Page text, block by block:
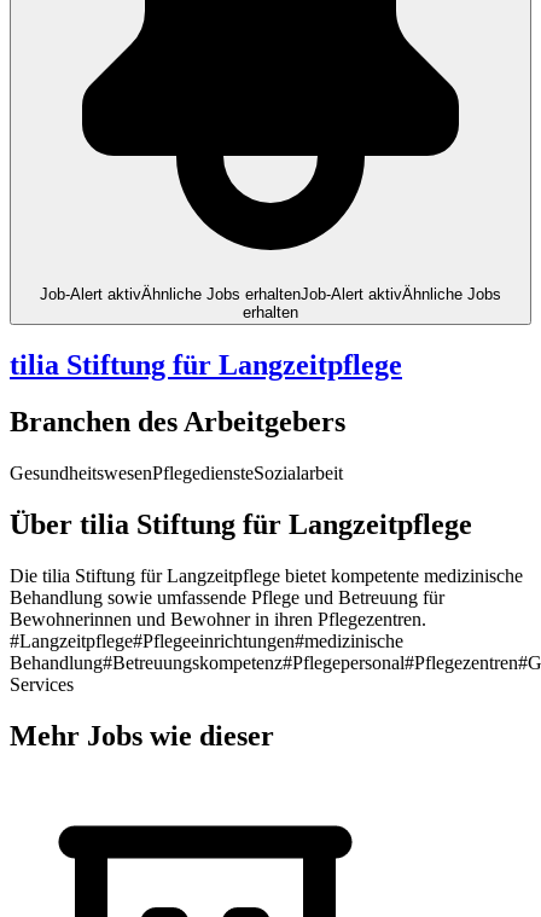
Job-Alert aktivÄhnliche Jobs erhaltenJob-Alert aktivÄhnliche Jobs
erhalten
tilia Stiftung für Langzeitpflege
Branchen des Arbeitgebers
GesundheitswesenPflegediensteSozialarbeit
Über tilia Stiftung für Langzeitpflege
Die tilia Stiftung für Langzeitpflege bietet kompetente medizinische
Behandlung sowie umfassende Pflege und Betreuung für
Bewohnerinnen und Bewohner in ihren Pflegezentren.
#Langzeitpflege#Pflegeeinrichtungen#medizinische
Behandlung#Betreuungskompetenz#Pflegepersonal#Pflegezentren
Services
Mehr Jobs wie dieser